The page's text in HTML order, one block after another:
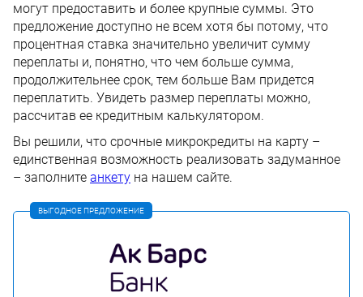
могут предоставить и более крупные суммы. Это
предложение доступно не всем хотя бы потому, что
процентная ставка значительно увеличит сумму
переплаты и, понятно, что чем больше сумма,
продолжительнее срок, тем больше Вам придется
переплатить. Увидеть размер переплаты можно,
рассчитав ее кредитным калькулятором.
Вы решили, что срочные микрокредиты на карту –
единственная возможность реализовать задуманное
– заполните анкету на нашем сайте.
ВЫГОДНОЕ ПРЕДЛОЖЕНИЕ